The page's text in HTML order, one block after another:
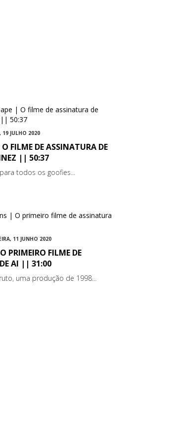
JULHO 2020
FILME DE ASSINATURA DE
|| 50:37
todos os goofies...
11 JUNHO 2020
PRIMEIRO FILME DE
AI || 31:00
uma produção de 1998...